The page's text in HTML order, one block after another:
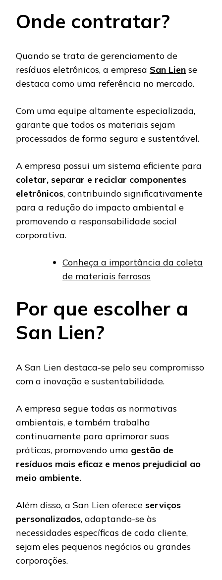
Onde contratar?
Quando se trata de gerenciamento de
resíduos eletrônicos, a empresa San Lien se
destaca como uma referência no mercado.
Com uma equipe altamente especializada,
garante que todos os materiais sejam
processados ​​de forma segura e sustentável.
A empresa possui um sistema eficiente para
coletar, separar e reciclar componentes
eletrônicos, contribuindo significativamente
para a redução do impacto ambiental e
promovendo a responsabilidade social
corporativa.
Conheça a importância da coleta
de materiais ferrosos
Por que escolher a
San Lien?
A San Lien destaca-se pelo seu compromisso
com a inovação e sustentabilidade.
A empresa segue todas as normativas
ambientais, e também trabalha
continuamente para aprimorar suas
práticas, promovendo uma gestão de
resíduos mais eficaz e menos prejudicial ao
meio ambiente.
Além disso, a San Lien oferece serviços
personalizados, adaptando-se às
necessidades específicas de cada cliente,
sejam eles pequenos negócios ou grandes
corporações.